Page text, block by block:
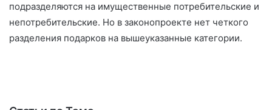
подразделяются на имущественные потребительские и
непотребительские. Но в законопроекте нет четкого
разделения подарков на вышеуказанные категории.